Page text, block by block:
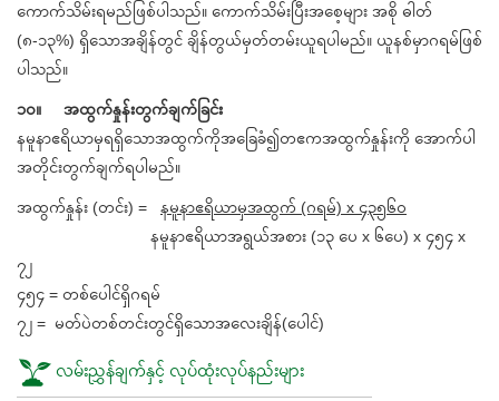
ကောက်သိမ်းရမည်ဖြစ်ပါသည်။ ကောက်သိမ်းပြီးအစေ့များ အစို ဓါတ်
(၈-၁၃%) ရှိသောအချိန်တွင် ချိန်တွယ်မှတ်တမ်းယူရပါမည်။ ယူနစ်မှာဂရမ်ဖြစ်
ပါသည်။
၁၀။ အထွက်နှုန်းတွက်ချက်ခြင်း
နမူနာဧရိယာမှရရှိသောအထွက်ကိုအခြေခံ၍တဧကအထွက်နှုန်းကို အောက်ပါ
အတိုင်းတွက်ချက်ရပါမည်။
အထွက်နှုန်း (တင်း) = နမူနာဧရိယာမှအထွက် (ဂရမ်) x ၄၃၅၆၀
နမူနာဧရိယာအရွယ်အစား (၁၃ ပေ x ၆ပေ) x ၄၅၄ x
၇၂
၄၅၄ = တစ်ပေါင်ရှိဂရမ်
၇၂ = မတ်ပဲတစ်တင်းတွင်ရှိသောအလေးချိန်(ပေါင်)
လမ်းညွှန်ချက်နှင့် လုပ်ထုံးလုပ်နည်းများ